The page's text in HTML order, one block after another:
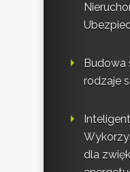
Budowa
rodzaje
dla